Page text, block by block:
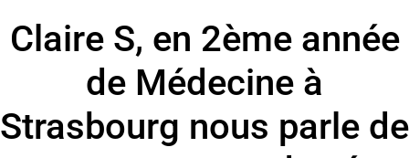
Claire S, en 2ème année
de Médecine à
Strasbourg nous parle de